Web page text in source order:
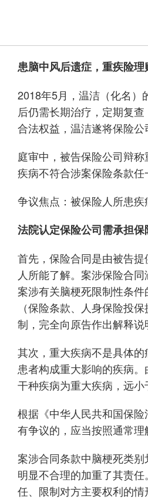
患脑中风后遗症，重疾险理
2018年5月，温洁（化名）
后仍需长期治疗，定期复
合法权益，温洁遂将保险公
庭审中，被告保险公司辩
疾病不符合涉案保险条款
争议焦点：被保险人所患
法院认定保险公司需承担保
首先，保险合同是由被告
人所能了解。案涉保险合
案涉有关脑梗死限制性条
（保险条款、人身保险投
制，完全向原告作出解释
其次，重大疾病不是具体
患者构成重大影响的疾病
干种疾病为重大疾病，远
根据《中华人民共和国保
有争议的，应当按照通常
案涉合同条款中脑梗死类
明显不合理的加重了其责
任、限制对方主要权利的